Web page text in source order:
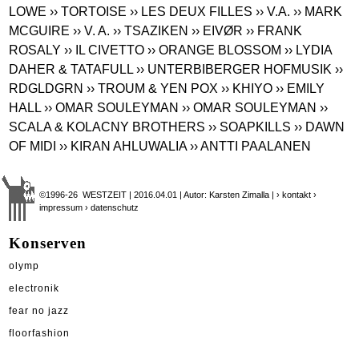
LOWE ›› TORTOISE ›› LES DEUX FILLES ›› V.A. ›› MARK
MCGUIRE ›› V. A. ›› TSAZIKEN ›› EIVØR ›› FRANK
ROSALY ›› IL CIVETTO ›› ORANGE BLOSSOM ›› LYDIA
DAHER & TATAFULL ›› UNTERBIBERGER HOFMUSIK ››
RDGLDGRN ›› TROUM & YEN POX ›› KHIYO ›› EMILY
HALL ›› OMAR SOULEYMAN ›› OMAR SOULEYMAN ››
SCALA & KOLACNY BROTHERS ›› SOAPKILLS ›› DAWN
OF MIDI ›› KIRAN AHLUWALIA ›› ANTTI PAALANEN
©1996-26 WESTZEIT | 2016.04.01 | Autor: Karsten Zimalla |› kontakt ›
impressum › datenschutz
Konserven
olymp
electronik
fear no jazz
floorfashion